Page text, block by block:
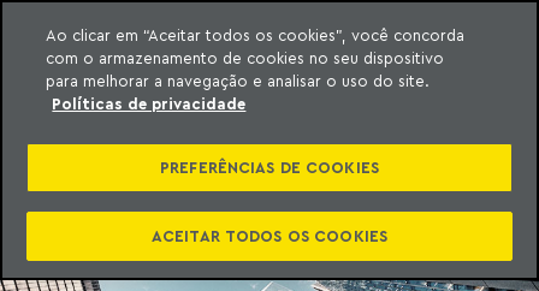
o conteúdo
Machado Meyer
Ao clicar em “Aceitar todos os cookies”, você concorda
com o armazenamento de cookies no seu dispositivo
para melhorar a navegação e analisar o uso do site.
Políticas de privacidade
PREFERÊNCIAS DE COOKIES
ACEITAR TODOS OS COOKIES